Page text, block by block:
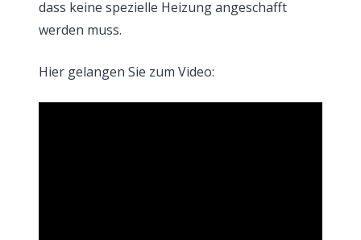
dass keine spezielle Heizung angeschafft
werden muss.
Hier gelangen Sie zum Video: